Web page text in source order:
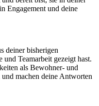
Engagement und deine
deiner bisherigen
Teamarbeit gezeigt hast.
als Bewohner- und
machen deine Antworten